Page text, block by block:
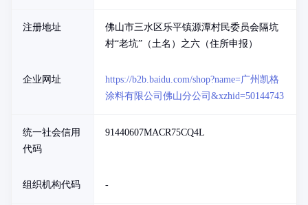
注册地址
佛山市三水区乐平镇源潭村民委员会隔坑
村“老坑”（土名）之六（住所申报）
企业网址
https://b2b.baidu.com/shop?name=广州凯格
涂料有限公司佛山分公司&xzhid=50144743
统一社会信用
代码
91440607MACR75CQ4L
组织机构代码 -